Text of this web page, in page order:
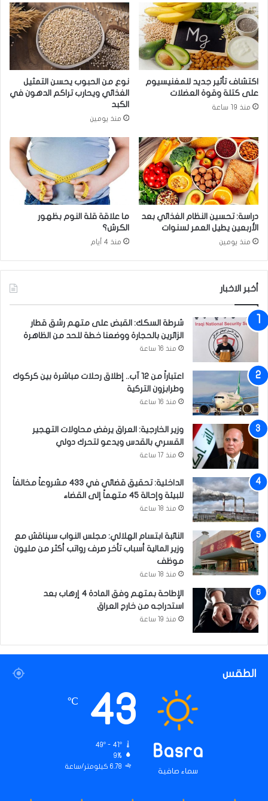
ب
ب
ا
ا
ت
ا
ن
ا
ل
ا
ج
.
ف
ي
د
ل
ل
ع
ظ
ا
م
اكتشاف تأثير جديد للمغنيسيوم
على كتلة وقوة العضلات
منذ 19 ساعة
نوع من الحبوب يحسن التمثيل
الغذائي ويحارب تراكم الدهون في
الكبد
منذ يومين
دراسة: تحسين النظام الغذائي بعد
الأربعين يطيل العمر لسنوات
منذ يومين
ما علاقة قلة النوم بظهور
الكرش؟
منذ 4 أيام
أخبر الاخبار
شرطة السكك: القبض على متهم رشق قطار
الزائرين بالحجارة ووضعنا خطة للحد من الظاهرة
منذ 16 ساعة
اعتباراً من 12 آب.. إطلاق رحلات مباشرة بين كركوك
وطرابزون التركية
منذ 16 ساعة
وزير الخارجية: العراق يرفض محاولات التهجير
القسري بالقدس ويدعو لتحرك دولي
منذ 17 ساعة
الداخلية: تحقيق قضائي في 433 مشروعاً مخالفاً
للبيئة وإحالة 45 متهماً إلى القضاء
منذ 18 ساعة
النائبة ابتسام الهلالي: مجلس النواب سيناقش مع
وزير المالية أسباب تأخر صرف رواتب أكثر من مليون
موظف
منذ 18 ساعة
الإطاحة بمتهم وفق المادة 4 إرهاب بعد
استدراجه من خارج العراق
منذ 19 ساعة
الطقس
Basra
سماء صافية
43
℃
49º - 41º
9%
6.78 كيلومتر/ساعة